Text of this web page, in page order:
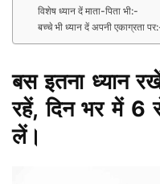
विशेष ध्यान दें माता-पिता भी:-
बच्चे भी ध्यान दें अपनी एकाग्रता
बस इतना ध्यान
रहें, दिन भर में
लें।